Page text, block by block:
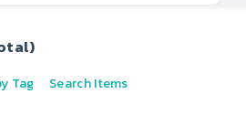
Tag
Search Items